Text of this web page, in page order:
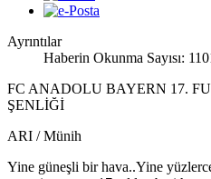
Ayrıntılar
Haberin Okunma Sayısı:
FC ANADOLU BAYERN 17.
ŞENLİĞİ
ARI / Münih
Yine güneşli bir hava..Yine